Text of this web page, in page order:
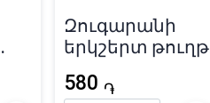
Զուգարանի
երկշերտ թուղթ
10X15սմ
580 ֏